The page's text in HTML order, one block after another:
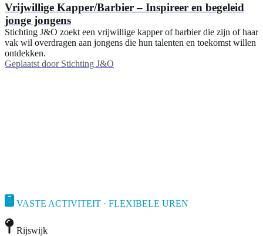
Vrijwillige Kapper/Barbier – Inspireer en begeleid
jonge jongens
Stichting J&O zoekt een vrijwillige kapper of barbier die zijn of haar
vak wil overdragen aan jongens die hun talenten en toekomst willen
ontdekken.
Geplaatst door Stichting J&O
VASTE ACTIVITEIT · FLEXIBELE UREN
Rijswijk